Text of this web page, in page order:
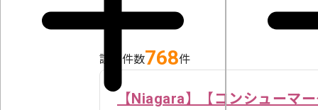
該当件数768件
【Niagara】【コンシューマ